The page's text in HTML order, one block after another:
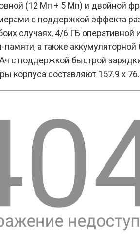
(12 Мп + 5 Мп) и двойной
с поддержкой эффекта
случаях, 4/6 ГБ оперативной
а также аккумуляторной
с поддержкой быстрой
корпуса составляют 157.9 x